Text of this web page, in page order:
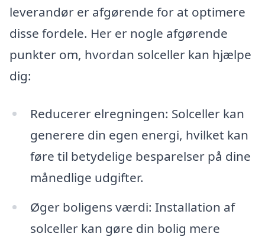
leverandør er afgørende for at optimere
disse fordele. Her er nogle afgørende
punkter om, hvordan solceller kan hjælpe
dig:
Reducerer elregningen: Solceller kan
generere din egen energi, hvilket kan
føre til betydelige besparelser på dine
månedlige udgifter.
Øger boligens værdi: Installation af
solceller kan gøre din bolig mere